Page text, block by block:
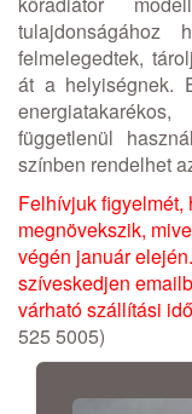
tulajdonságához
felmelegedtek,
át a helyiségnek.
függetlenül
színben rendelhet
Felhívjuk
megnövekszik,
végén január
szíveskedjen
várható szállítási
525 5005)